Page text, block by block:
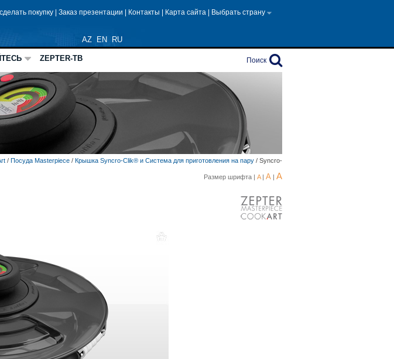
AZ EN RU
покупку Заказ презентации Контакты Карта сайта Выбрать страну
ZEPTER-ТВ Поиск
/ Посуда Masterpiece / Крышка Syncro-Clik® и Система для приготовления на пару / Syncro-
Размер шрифта | A | A | A